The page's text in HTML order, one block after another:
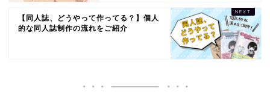
【同人誌、どうやって作ってる？】個人
的な同人誌制作の流れをご紹介